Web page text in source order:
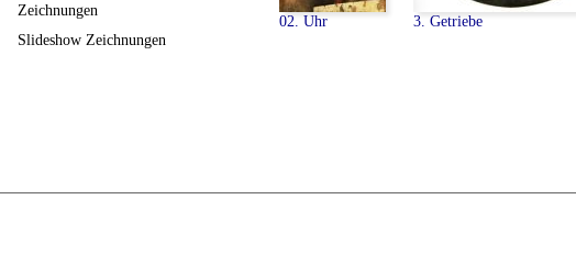
02. Uhr 3. Getriebe
Zeichnungen
Slideshow Zeichnungen